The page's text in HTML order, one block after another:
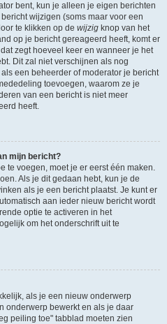
bent, kun je alleen je eigen berichten
wijzigen (soms maar voor een
te klikken op de wijzig knop van het
op je bericht gereageerd heeft, komt er
zegt hoeveel keer en wanneer je het
Dit zal niet verschijnen als nog
een beheerder of moderator je bericht
toevoegen, waarom ze je
van een bericht is niet meer
heeft.
mijn bericht?
te voegen, moet je er eerst één maken.
Als je dit gedaan hebt, kun je de
als je een bericht plaatst. Je kunt er
aan ieder nieuw bericht wordt
optie te activeren in het
om het onderschrift uit te
als je een nieuw onderwerp
onderwerp bewerkt en als je daar
peiling toe" tabblad moeten zien